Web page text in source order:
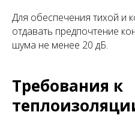
Для обеспечения тихой и
отдавать предпочтение
шума не менее 20 дБ.
Требования к